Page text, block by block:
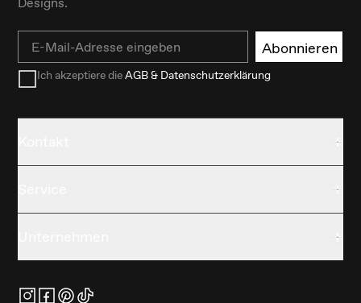
Email Abonnieren
Ich akzeptiere dieAGB & Datenschutzerklärung